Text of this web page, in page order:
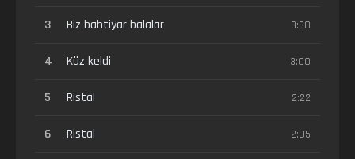
3 Biz bahtiyar balalar 3:30
4 Küz keldi 3:00
5 Ristal 2:22
6 Ristal 2:05